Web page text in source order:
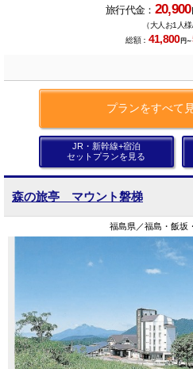
旅行代金： 20,900
（大人お1人様
総額： 41,800円～
プランをすべて
JR・新幹線+宿泊
セットプランを見る
森の旅亭 マウント磐梯
福島県／福島・飯坂